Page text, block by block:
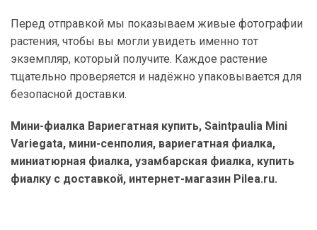
Перед отправкой мы показываем живые фотографии
растения, чтобы вы могли увидеть именно тот
экземпляр, который получите. Каждое растение
тщательно проверяется и надёжно упаковывается для
безопасной доставки.
Мини-фиалка Вариегатная купить, Saintpaulia Mini
Variegata, мини-сенполия, вариегатная фиалка,
миниатюрная фиалка, узамбарская фиалка, купить
фиалку с доставкой, интернет-магазин Pilea.ru.